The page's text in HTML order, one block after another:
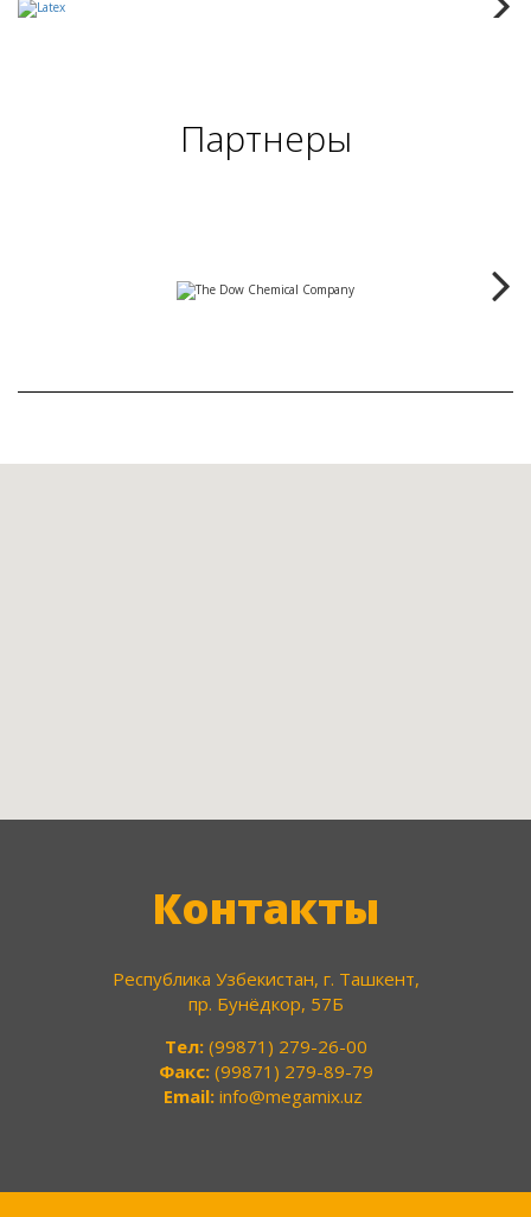
Партнеры
Контакты
Республика Узбекистан, г. Ташкент,
пр. Бунёдкор, 57Б
Тел: (99871) 279-26-00
Факс: (99871) 279-89-79
Email: info@megamix.uz